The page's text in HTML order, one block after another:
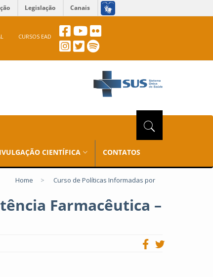
Legislação Canais
CURSOS EAD
CIENTÍFICA CONTATOS
Home > Curso de Políticas Informadas por
Farmacêutica –